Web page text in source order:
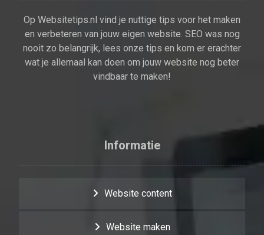
Op Websitetips.nl vind je nuttige tips voor het maken
en verbeteren van jouw eigen website. SEO was nog
nooit zo belangrijk, lees onze tips en kom er erachter
wat je allemaal kan doen om jouw website nog beter
vindbaar te maken!
Informatie
Website content
Website maken